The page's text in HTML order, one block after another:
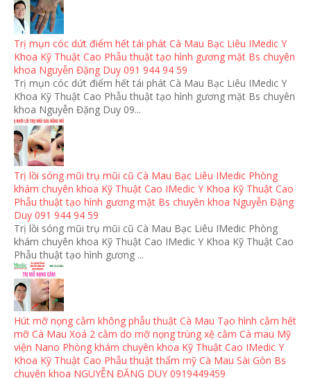
Trị mụn cóc dứt điểm hết tái phát Cà Mau Bạc Liêu IMedic Y
Khoa Kỹ Thuật Cao Phẫu thuật tạo hình gương mặt Bs chuyên
khoa Nguyễn Đặng Duy 091 944 94 59
Trị mụn cóc dứt điểm hết tái phát Cà Mau Bạc Liêu IMedic Y
Khoa Kỹ Thuật Cao Phẫu thuật tạo hình gương mặt Bs chuyên
khoa Nguyễn Đặng Duy 09...
Trị lồi sóng mũi trụ mũi cũ Cà Mau Bạc Liêu IMedic Phòng
khám chuyên khoa Kỹ Thuật Cao IMedic Y Khoa Kỹ Thuật Cao
Phẫu thuật tạo hình gương mặt Bs chuyên khoa Nguyễn Đặng
Duy 091 944 94 59
Trị lồi sóng mũi trụ mũi cũ Cà Mau Bạc Liêu IMedic Phòng
khám chuyên khoa Kỹ Thuật Cao IMedic Y Khoa Kỹ Thuật Cao
Phẫu thuật tạo hình gương ...
Hút mỡ nọng cằm không phẫu thuật Cà Mau Tạo hình cằm hết
mỡ Cà Mau Xoá 2 cằm do mỡ nọng trùng xệ cằm Cà mau Mỹ
viện Nano Phòng khám chuyên khoa Kỹ Thuật Cao IMedic Y
Khoa Kỹ Thuật Cao Phẫu thuật thẩm mỹ Cà Mau Sài Gòn Bs
chuyên khoa NGUYỄN ĐẶNG DUY 0919449459